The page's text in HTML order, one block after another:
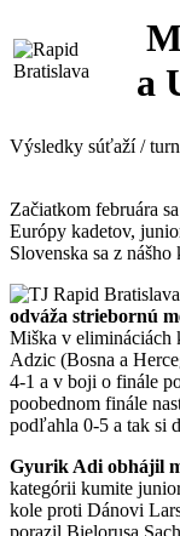
a
Výsledky súťaží /
Začiatkom februára
Európy kadetov,
Slovenska sa z
odváža striebornú
Miška v elimináciách
Adzic (Bosna a
4-1 a v boji o finále
poobednom finále
podľahla 0-5 a tak si
Gyurik Adi obhájil
kategórii kumite
kole proti Dánovi
porazil Bielorusa